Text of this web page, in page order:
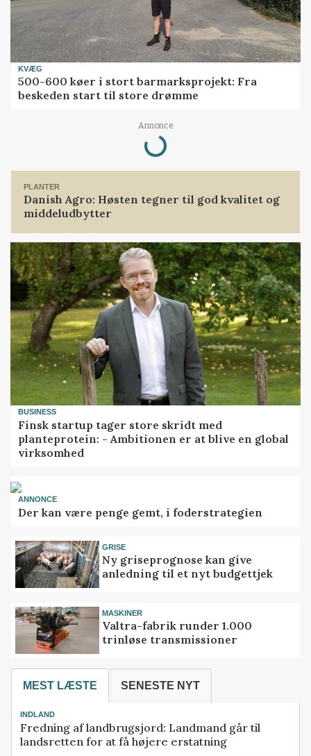
KVÆG
500-600 køer i stort barmarksprojekt: Fra
beskeden start til store drømme
Annonce
Loading...
PLANTER
Danish Agro: Høsten tegner til god kvalitet og
middeludbytter
BUSINESS
Finsk startup tager store skridt med
planteprotein: - Ambitionen er at blive en global
virksomhed
ANNONCE
Der kan være penge gemt, i foderstrategien
GRISE
Ny griseprognose kan give
anledning til et nyt budgettjek
MASKINER
Valtra-fabrik runder 1.000
trinløse transmissioner
MEST LÆSTE SENESTE NYT
INDLAND
Fredning af landbrugsjord: Landmand går til
landsretten for at få højere erstatning